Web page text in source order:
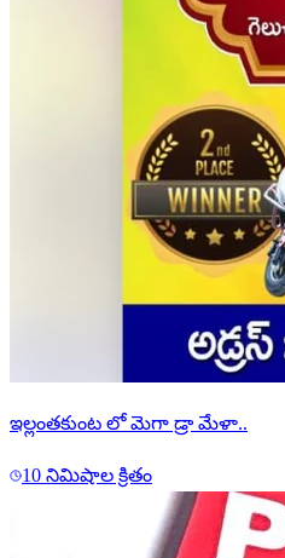
ఇల్లంతకుంట లో మెగా డ్రా మేళా..
10 నిమిషాల క్రితం